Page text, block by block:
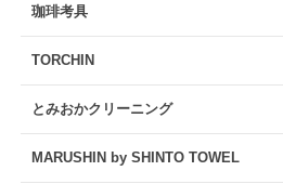
珈琲考具
TORCHIN
とみおかクリーニング
MARUSHIN by SHINTO TOWEL